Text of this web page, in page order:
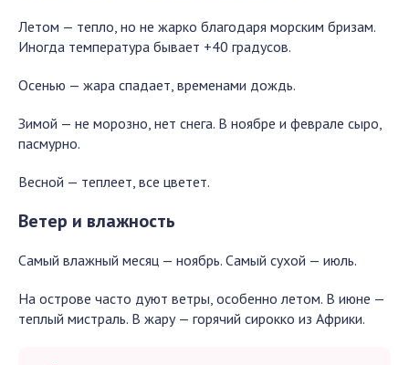
Летом — тепло, но не жарко благодаря морским бризам.
Иногда температура бывает +40 градусов.
Осенью — жара спадает, временами дождь.
Зимой — не морозно, нет снега. В ноябре и феврале сыро,
пасмурно.
Весной — теплеет, все цветет.
Ветер и влажность
Самый влажный месяц — ноябрь. Самый сухой — июль.
На острове часто дуют ветры, особенно летом. В июне —
теплый мистраль. В жару — горячий сирокко из Африки.